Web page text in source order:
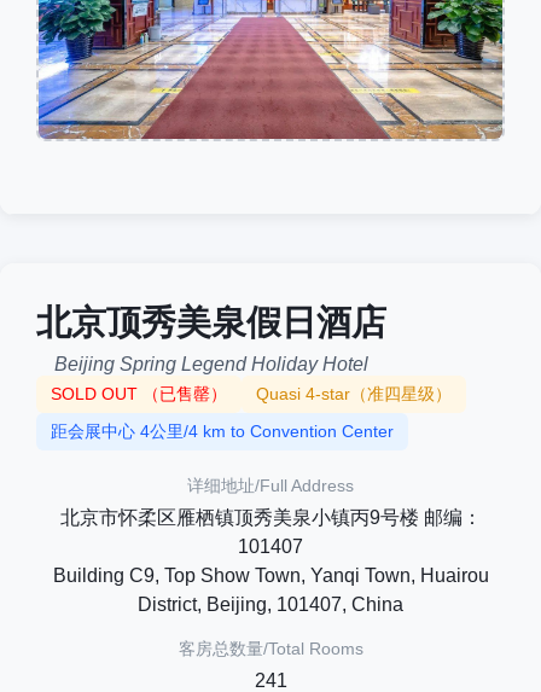
北京顶秀美泉假日酒店
Beijing Spring Legend Holiday Hotel
SOLD OUT （已售罄）
Quasi 4-star（准四星级）
距会展中心 4公里/4 km to Convention Center
详细地址/Full Address
北京市怀柔区雁栖镇顶秀美泉小镇丙9号楼 邮编：
101407
Building C9, Top Show Town, Yanqi Town, Huairou
District, Beijing, 101407, China
客房总数量/Total Rooms
241